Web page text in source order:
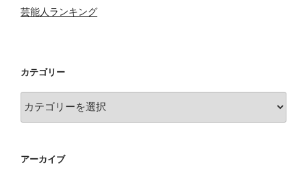
芸能人ランキング
カテゴリー
テ
ー
アーカイブ